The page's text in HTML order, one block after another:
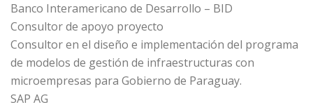
Banco Interamericano de Desarrollo – BID
Consultor de apoyo proyecto
Consultor en el diseño e implementación del programa
de modelos de gestión de infraestructuras con
microempresas para Gobierno de Paraguay.
SAP AG